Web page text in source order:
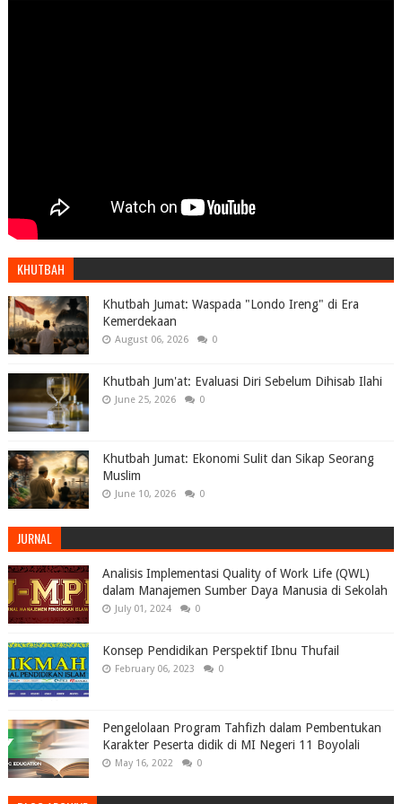
KHUTBAH
Khutbah Jumat: Waspada "Londo Ireng" di Era
Kemerdekaan
August 06, 2026 0
Khutbah Jum'at: Evaluasi Diri Sebelum Dihisab Ilahi
June 25, 2026 0
Khutbah Jumat: Ekonomi Sulit dan Sikap Seorang
Muslim
June 10, 2026 0
JURNAL
Analisis Implementasi Quality of Work Life (QWL)
dalam Manajemen Sumber Daya Manusia di Sekolah
July 01, 2024 0
Konsep Pendidikan Perspektif Ibnu Thufail
February 06, 2023 0
Pengelolaan Program Tahfizh dalam Pembentukan
Karakter Peserta didik di MI Negeri 11 Boyolali
May 16, 2022 0